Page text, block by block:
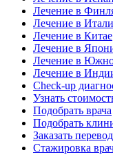
Лечение в
Лечение в
Лечение в Китае
Лечение в
Лечение в
Лечение в
Check-up
Узнать
Подобрать врача
Подобрать
Заказать
Стажировка